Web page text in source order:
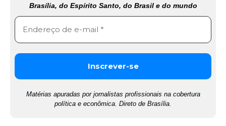
Brasília, do Espírito Santo, do Brasil e do mundo
Matérias apuradas por jornalistas profissionais na cobertura
política e econômica. Direto de Brasília.